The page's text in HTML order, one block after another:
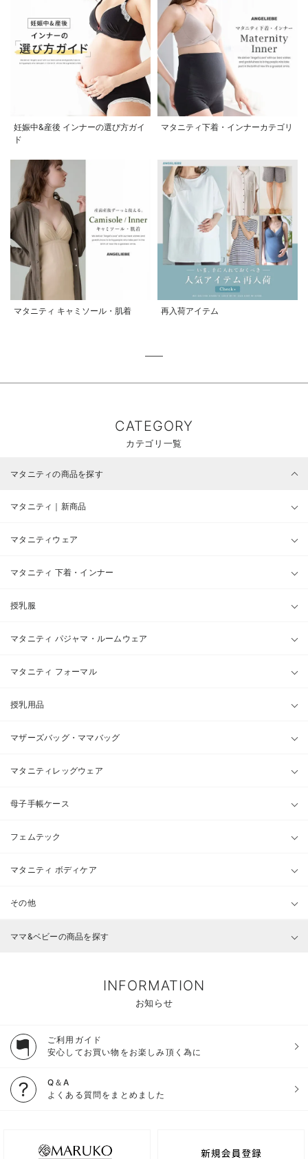
妊娠中&産後 インナーの選び方ガイ
ド
マタニティ下着・インナーカテゴリ
マタニティ キャミソール・肌着 再入荷アイテム
CATEGORY
カテゴリ一覧
マタニティの商品を探す
マタニティ｜新商品
マタニティウェア
マタニティ 下着・インナー
授乳服
マタニティ パジャマ・ルームウェア
マタニティ フォーマル
授乳用品
マザーズバッグ・ママバッグ
マタニティレッグウェア
母子手帳ケース
フェムテック
マタニティ ボディケア
その他
ママ&ベビーの商品を探す
INFORMATION
お知らせ
ご利用ガイド
安心してお買い物をお楽しみ頂く為に
Q＆A
よくある質問をまとめました